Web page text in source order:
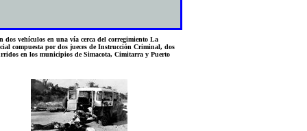
dos vehículos en una vía cerca del corregimiento La
compuesta por dos jueces de Instrucción Criminal, dos
en los municipios de Simacota, Cimitarra y Puerto